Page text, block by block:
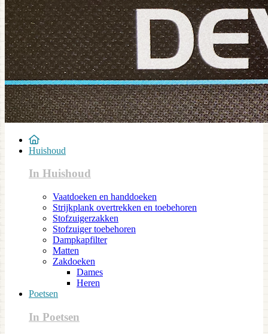
Huishoud
In Huishoud
Vaatdoeken en handdoeken
Strijkplank overtrekken en toebehoren
Stofzuigerzakken
Stofzuiger toebehoren
Dampkapfilter
Matten
Zakdoeken
Dames
Heren
Poetsen
In Poetsen